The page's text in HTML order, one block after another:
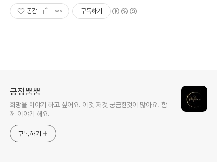
공감 구독하기
긍정뿜뿜
희망을 이야기 하고 싶어요. 이것 저것 궁금한것이 많아요. 함
께 이야기 해요.
구독하기